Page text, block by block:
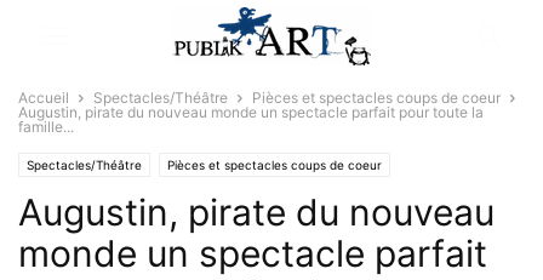
Accueil Spectacles/Théâtre
Pièces et spectacles coups de coeur
Augustin, pirate du nouveau monde un spectacle parfait pour toute la
famille...
Spectacles/Théâtre Pièces et spectacles coups de coeur
Sélectionné par la rédaction
Augustin, pirate du nouveau
monde un spectacle parfait